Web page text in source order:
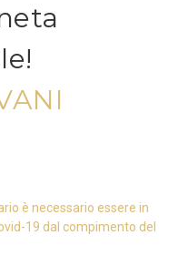
è necessario essere in
19 dal compimento del